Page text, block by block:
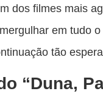
dos filmes mais
em tudo
tão
“Duna,